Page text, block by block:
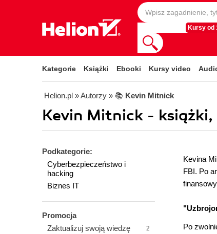
Kursy od
Kategorie Książki Ebooki Kursy video
Helion.pl » Autorzy » 📚 Kevin Mitnick
Kevin Mitnick -
Podkategorie:
Cyberbezpieczeństwo i
hacking
Biznes IT
Promocja
Zaktualizuj swoją wiedzę
2
Kevina
FBI. Po
Po